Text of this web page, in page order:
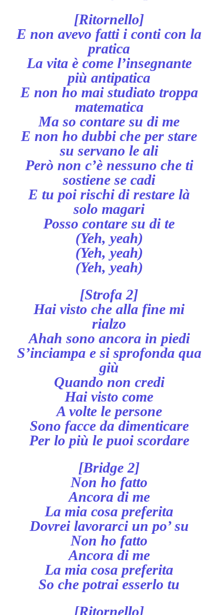
[Ritornello]
E non avevo fatti i conti con la
pratica
La vita è come l’insegnante
più antipatica
E non ho mai studiato troppa
matematica
Ma so contare su di me
E non ho dubbi che per stare
su servano le ali
Però non c’è nessuno che ti
sostiene se cadi
E tu poi rischi di restare là
solo magari
Posso contare su di te
(Yeh, yeah)
(Yeh, yeah)
(Yeh, yeah)
[Strofa 2]
Hai visto che alla fine mi
rialzo
Ahah sono ancora in piedi
S’inciampa e si sprofonda qua
giù
Quando non credi
Hai visto come
A volte le persone
Sono facce da dimenticare
Per lo più le puoi scordare
[Bridge 2]
Non ho fatto
Ancora di me
La mia cosa preferita
Dovrei lavorarci un po’ su
Non ho fatto
Ancora di me
La mia cosa preferita
So che potrai esserlo tu
[Ritornello]